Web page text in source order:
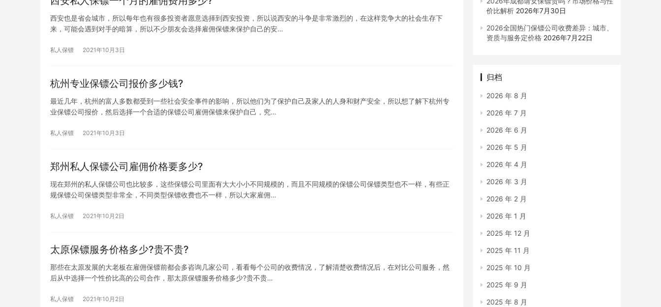
西安也是省会城市，所以每年也有很多投资者愿意选择到西安投资，所以说西安的斗争是非常激烈的，在这样竞争大的社会生存下
来，可能会遇到对手的暗算，所以不少朋友会选择雇佣保镖来保护自己的安…
私人保镖 2021年10月3日
杭州专业保镖公司报价多少钱?
最近几年，杭州的富人多数都受到一些社会安全事件的影响，所以他们为了保护自己及家人的人身和财产安全，所以想了解下杭州专
业保镖公司报价，然后选择一个合适的保镖公司雇佣保镖来保护自己，究…
私人保镖 2021年10月3日
郑州私人保镖公司雇佣价格要多少?
现在郑州的私人保镖公司也比较多，这些保镖公司里面有大大小小不同规模的，而且不同规模的保镖公司保镖类型也不一样，有些正
规保镖公司保镖类型非常全，不同类型保镖收费也不一样，所以大家雇佣…
私人保镖 2021年10月2日
太原保镖服务价格多少?贵不贵?
那些在太原发展的大老板在雇佣保镖前都会多咨询几家公司，看看每个公司的收费情况，了解清楚收费情况后，在对比公司服务，然
后从中选择一个性价比高的公司合作，那太原保镖服务价格多少?贵不贵…
私人保镖 2021年10月2日
价比解析 2026年7月30日
2026全国热门保镖公司收费差异：城市、
资质与服务定价格 2026年7月22日
归档
2026 年 8 月
2026 年 7 月
2026 年 6 月
2026 年 5 月
2026 年 4 月
2026 年 3 月
2026 年 2 月
2026 年 1 月
2025 年 12 月
2025 年 11 月
2025 年 10 月
2025 年 9 月
2025 年 8 月